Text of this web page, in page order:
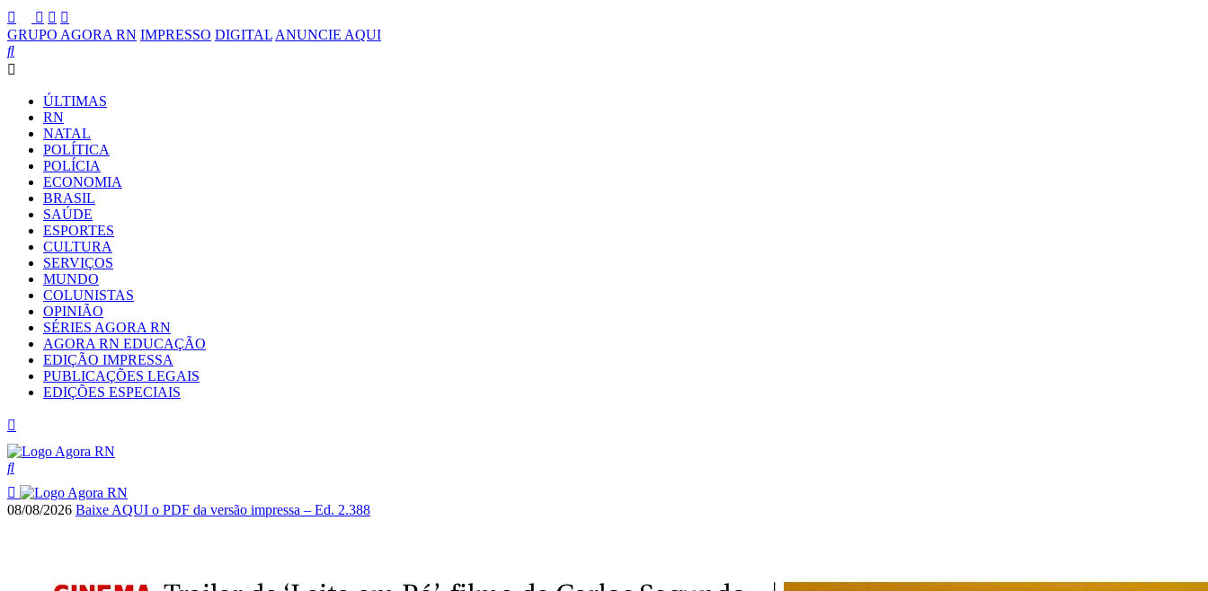
GRUPO AGORA RN IMPRESSO DIGITAL ANUNCIE AQUI
ÚLTIMAS
RN
NATAL
POLÍTICA
POLÍCIA
ECONOMIA
BRASIL
SAÚDE
ESPORTES
CULTURA
SERVIÇOS
MUNDO
COLUNISTAS
OPINIÃO
SÉRIES AGORA RN
AGORA RN EDUCAÇÃO
EDIÇÃO IMPRESSA
PUBLICAÇÕES LEGAIS
EDIÇÕES ESPECIAIS
08/08/2026 Baixe AQUI o PDF da versão impressa – Ed. 2.388